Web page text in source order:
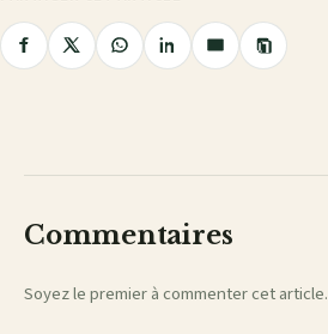
PartagerPartagerPartagerPartagerPartager
Copier
le
Commentaires
Soyez le premier à commenter cet article.